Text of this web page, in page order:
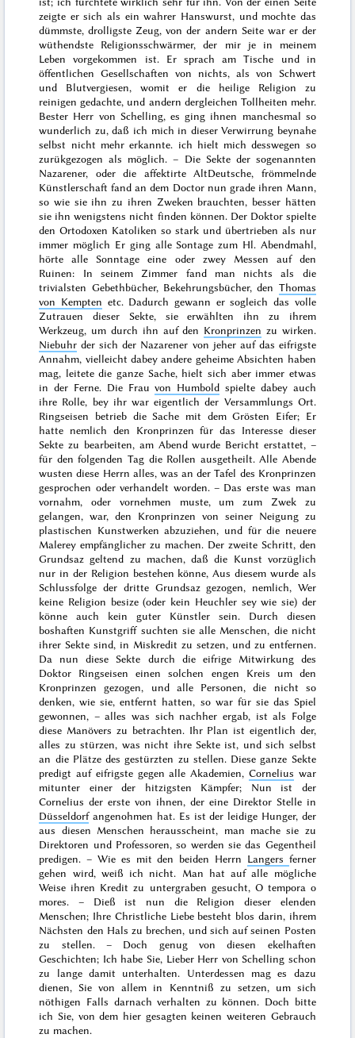
zeigte er sich als ein wahrer Hanswurst, und mochte das
dümmste, drolligste Zeug, von der andern Seite war er der
wüthendste Religionsschwärmer, der mir je in meinem
Leben vorgekommen ist. Er sprach am Tische und in
öffentlichen Gesellschaften von nichts, als von Schwert
und Blutvergiesen, womit er die heilige Religion zu
reinigen gedachte, und andern dergleichen Tollheiten mehr.
Bester Herr von Schelling, es ging ihnen manchesmal so
wunderlich zu, daß ich mich in dieser Verwirrung beynahe
selbst nicht mehr erkannte. ich hielt mich desswegen so
zurükgezogen als möglich. – Die Sekte der sogenannten
Nazarener, oder die affektirte AltDeutsche, frömmelnde
Künstlerschaft fand an dem Doctor nun grade ihren Mann,
so wie sie ihn zu ihren Zweken brauchten, besser hätten
sie ihn wenigstens nicht finden können. Der Doktor spielte
den Ortodoxen Katoliken so stark und übertrieben als nur
immer möglich Er ging alle Sontage zum Hl. Abendmahl,
hörte alle Sonntage eine oder zwey Messen auf den
Ruinen: In seinem Zimmer fand man nichts als die
trivialsten Gebethbücher, Bekehrungsbücher, den Thomas
von Kempten etc. Dadurch gewann er sogleich das volle
Zutrauen dieser Sekte, sie erwählten ihn zu ihrem
Werkzeug, um durch ihn auf den Kronprinzen zu wirken.
Niebuhr der sich der Nazarener von jeher auf das eifrigste
Annahm, vielleicht dabey andere geheime Absichten haben
mag, leitete die ganze Sache, hielt sich aber immer etwas
in der Ferne. Die Frauvon Humbold spielte dabey auch
ihre Rolle, bey ihr war eigentlich der Versammlungs Ort.
Ringseisen betrieb die Sache mit dem Grösten Eifer; Er
hatte nemlich den Kronprinzen für das Interesse dieser
Sekte zu bearbeiten, am Abend wurde Bericht erstattet, –
für den folgenden Tag die Rollen ausgetheilt. Alle Abende
wusten diese Herrn alles, was an der Tafel des Kronprinzen
gesprochen oder verhandelt worden. – Das erste was man
vornahm, oder vornehmen muste, um zum Zwek zu
gelangen, war, den Kronprinzen von seiner Neigung zu
plastischen Kunstwerken abzuziehen, und für die neuere
Malerey empfänglicher zu machen. Der zweite Schritt, den
Grundsaz geltend zu machen, daß die Kunst vorzüglich
nur in der Religion bestehen könne, Aus diesem wurde als
Schlussfolge der dritte Grundsaz gezogen, nemlich, Wer
keine Religion besize (oder kein Heuchler sey wie sie) der
könne auch kein guter Künstler sein. Durch diesen
boshaften Kunstgriff suchten sie alle Menschen, die nicht
ihrer Sekte sind, in Miskredit zu setzen, und zu entfernen.
Da nun diese Sekte durch die eifrige Mitwirkung des
Doktor Ringseisen einen solchen engen Kreis um den
Kronprinzen gezogen, und alle Personen, die nicht so
denken, wie sie, entfernt hatten, so war für sie das Spiel
gewonnen, – alles was sich nachher ergab, ist als Folge
diese Manövers zu betrachten. Ihr Plan ist eigentlich der,
alles zu stürzen, was nicht ihre Sekte ist, und sich selbst
an die Plätze des gestürzten zu stellen. Diese ganze Sekte
predigt auf eifrigste gegen alle Akademien, Cornelius war
mitunter einer der hitzigsten Kämpfer; Nun ist der
Cornelius der erste von ihnen, der eine Direktor Stelle in
Düsseldorfangenohmen hat. Es ist der leidige Hunger, der
aus diesen Menschen herausscheint, man mache sie zu
Direktoren und Professoren, so werden sie das Gegentheil
predigen. – Wie es mit den beiden Herrn Langers ferner
gehen wird, weiß ich nicht. Man hat auf alle mögliche
Weise ihren Kredit zu untergraben gesucht, O tempora o
mores. – Dieß ist nun die Religion dieser elenden
Menschen; Ihre Christliche Liebe besteht blos darin, ihrem
Nächsten den Hals zu brechen, und sich auf seinen Posten
zu stellen. – Doch genug von diesen ekelhaften
Geschichten; Ich habe Sie, Lieber Herr von Schelling schon
zu lange damit unterhalten. Unterdessen mag es dazu
dienen, Sie von allem in Kenntniß zu setzen, um sich
nöthigen Falls darnach verhalten zu können. Doch bitte
ich Sie, von dem hier gesagten keinen weiteren Gebrauch
zu machen.